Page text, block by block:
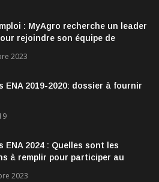
: MyAgro recherche un leader
rejoindre son équipe de
2023
ENA 2019-2020: dossier à fournir
ENA 2024 : Quelles sont les
à remplir pour participer au
2023